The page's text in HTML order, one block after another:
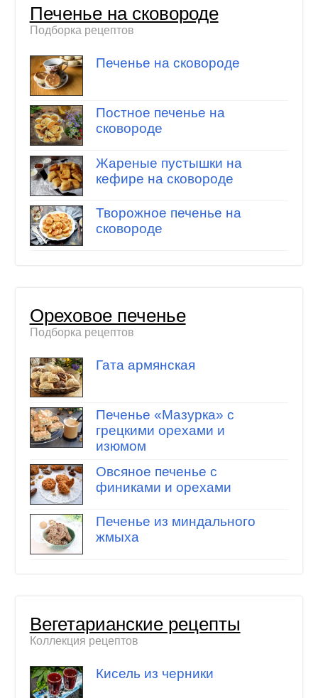
Печенье на сковороде
Подборка рецептов
Печенье на сковороде
Постное печенье на
сковороде
Жареные пустышки на
кефире на сковороде
Творожное печенье на
сковороде
Ореховое печенье
Подборка рецептов
Гата армянская
Печенье «Мазурка» с
грецкими орехами и
изюмом
Овсяное печенье с
финиками и орехами
Печенье из миндального
жмыха
Вегетарианские рецепты
Коллекция рецептов
Кисель из черники